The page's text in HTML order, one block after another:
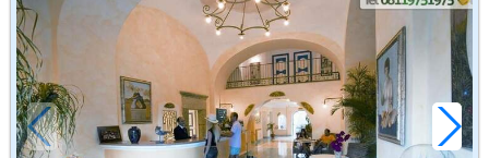
agosto
in offerta da
€73 ,36
a notte